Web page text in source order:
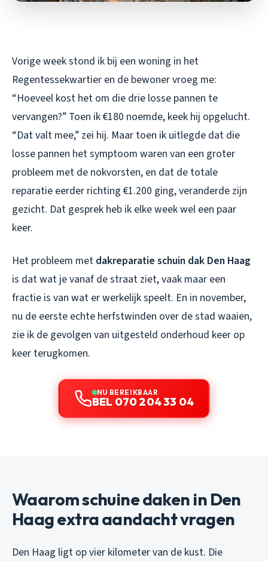
Vorige week stond ik bij een woning in het
Regentessekwartier en de bewoner vroeg me:
“Hoeveel kost het om die drie losse pannen te
vervangen?” Toen ik €180 noemde, keek hij opgelucht.
“Dat valt mee,” zei hij. Maar toen ik uitlegde dat die
losse pannen het symptoom waren van een groter
probleem met de nokvorsten, en dat de totale
reparatie eerder richting €1.200 ging, veranderde zijn
gezicht. Dat gesprek heb ik elke week wel een paar
keer.
Het probleem met dakreparatie schuin dak Den Haag
is dat wat je vanaf de straat ziet, vaak maar een
fractie is van wat er werkelijk speelt. En in november,
nu de eerste echte herfstwinden over de stad waaien,
zie ik de gevolgen van uitgesteld onderhoud keer op
keer terugkomen.
NU BEREIKBAAR
BEL 070 204 33 04
Waarom schuine daken in Den
Haag extra aandacht vragen
Den Haag ligt op vier kilometer van de kust. Die